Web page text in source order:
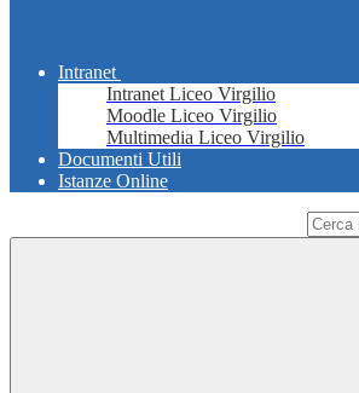
Intranet
Intranet Liceo Virgilio
Moodle Liceo Virgilio
Multimedia Liceo Virgilio
Documenti Utili
Istanze Online